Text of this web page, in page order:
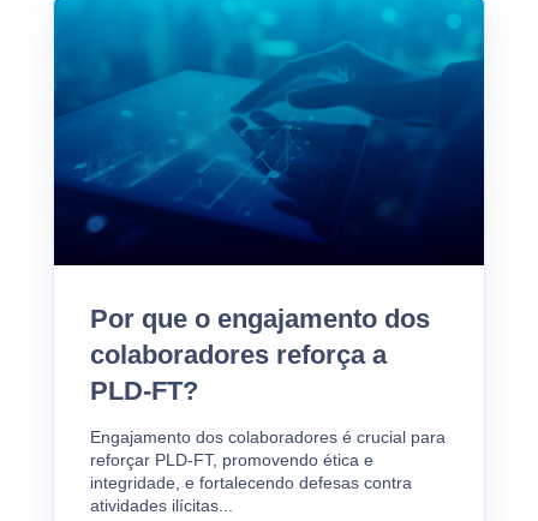
Por que o engajamento dos
colaboradores reforça a
PLD-FT?
Engajamento dos colaboradores é crucial para
reforçar PLD-FT, promovendo ética e
integridade, e fortalecendo defesas contra
atividades ilícitas...